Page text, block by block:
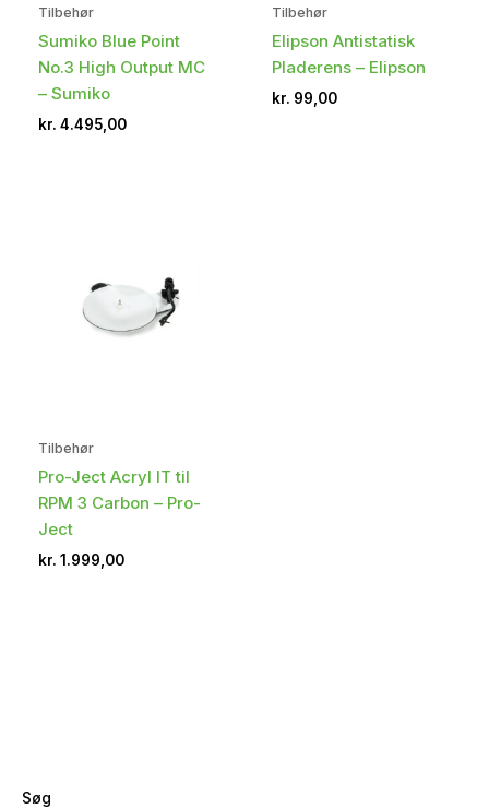
Søg
Tilbehør
Sumiko Blue Point
No.3 High Output MC
– Sumiko
kr. 4.495,00
Tilbehør
Elipson Antistatisk
Pladerens – Elipson
kr. 99,00
Tilbehør
Pro-Ject Acryl IT til
RPM 3 Carbon – Pro-
Ject
kr. 1.999,00